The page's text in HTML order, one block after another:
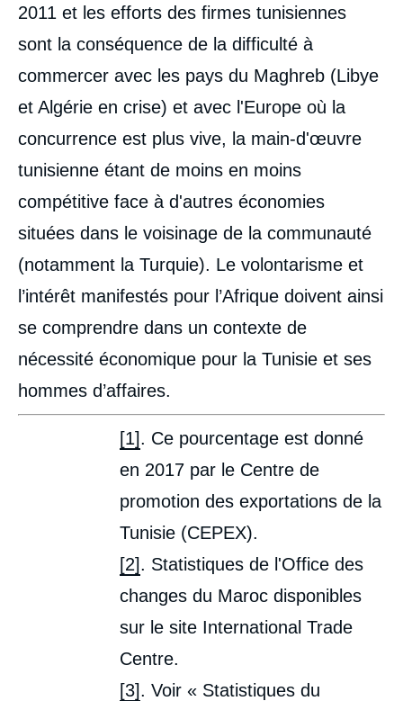
2011 et les efforts des firmes tunisiennes
sont la conséquence de la difficulté à
commercer avec les pays du Maghreb (Libye
et Algérie en crise) et avec l'Europe où la
concurrence est plus vive, la main-d'œuvre
tunisienne étant de moins en moins
compétitive face à d'autres économies
situées dans le voisinage de la communauté
(notamment la Turquie). Le volontarisme et
l’intérêt manifestés pour l’Afrique doivent ainsi
se comprendre dans un contexte de
nécessité économique pour la Tunisie et ses
hommes d’affaires.
[1]. Ce pourcentage est donné
en 2017 par le Centre de
promotion des exportations de la
Tunisie (CEPEX).
[2]. Statistiques de l'Office des
changes du Maroc disponibles
sur le site International Trade
Centre.
[3]. Voir « Statistiques du